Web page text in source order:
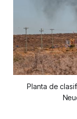
Planta de